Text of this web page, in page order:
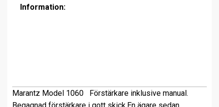
Information:
Marantz Model 1060 Förstärkare inklusive manual.
Begagnad förstärkare i gott skick.En ägare sedan